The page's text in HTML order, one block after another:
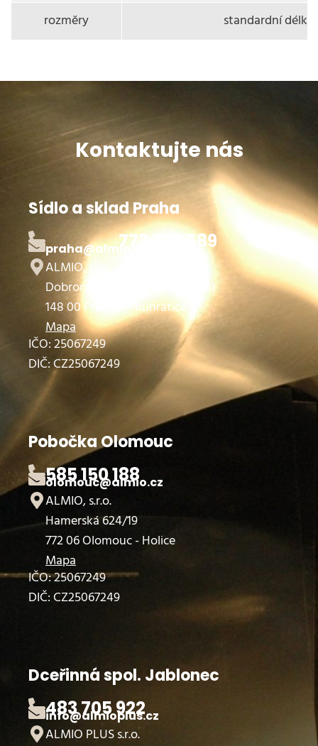
rozměry
standardní
Kontaktujte nás
Sídlo a sklad Praha
773 726 589
praha@almio.cz
ALMIO, s.r.o.
Dobronická 1257 (areál Vimbau)
148 00 Praha 4 - Kunratice
Mapa
IČO: 25067249
DIČ: CZ25067249
Pobočka Olomouc
585 150 188
olomouc@almio.cz
ALMIO, s.r.o.
Hamerská 624/19
772 06 Olomouc - Holice
Mapa
IČO: 25067249
DIČ: CZ25067249
Dceřinná spol. Jablonec
483 705 922
info@almioplus.cz
ALMIO PLUS s.r.o.